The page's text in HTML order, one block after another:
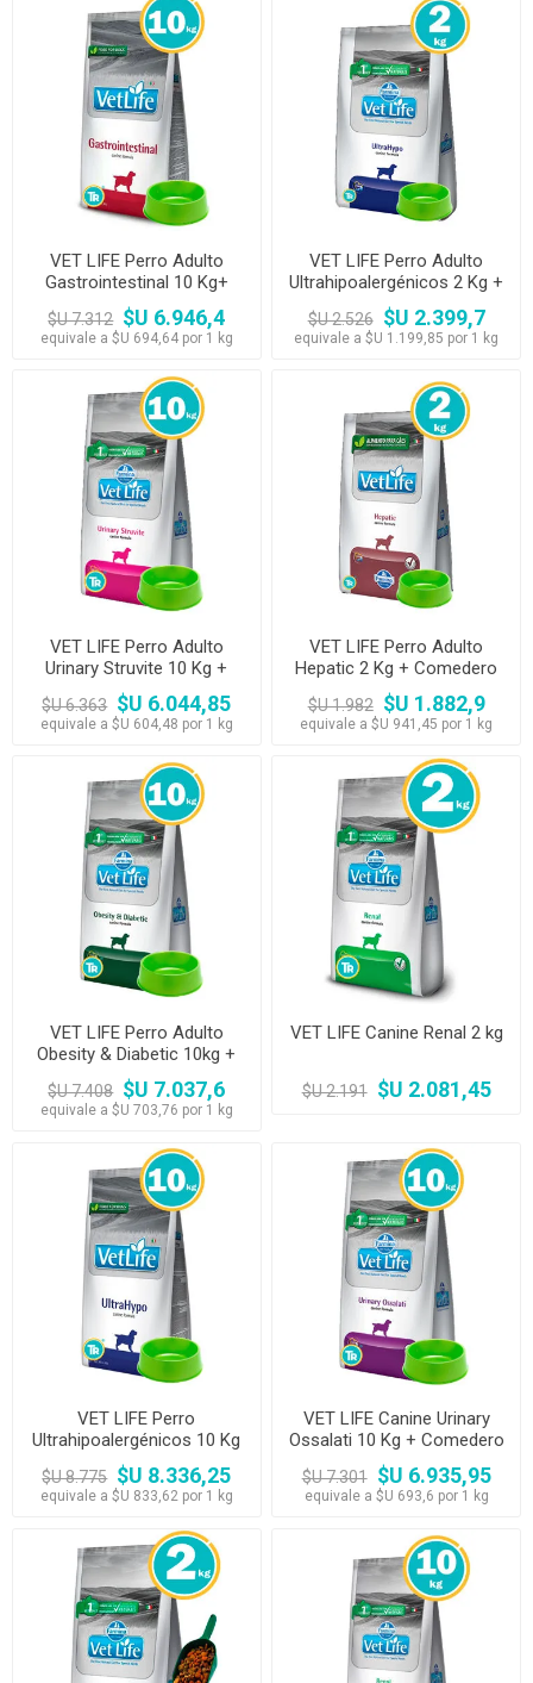
VET LIFE Perro Adulto
Gastrointestinal 10 Kg+
Comedero
$U 7.312 $U 6.946,4
equivale a $U 694,64 por 1 kg
VET LIFE Perro Adulto
Ultrahipoalergénicos 2 Kg +
Comedero
$U 2.526 $U 2.399,7
equivale a $U 1.199,85 por 1 kg
VET LIFE Perro Adulto
Urinary Struvite 10 Kg +
Comedero
$U 6.363 $U 6.044,85
equivale a $U 604,48 por 1 kg
VET LIFE Perro Adulto
Hepatic 2 Kg + Comedero
$U 1.982 $U 1.882,9
equivale a $U 941,45 por 1 kg
VET LIFE Perro Adulto
Obesity & Diabetic 10kg +
Comedero
$U 7.408 $U 7.037,6
equivale a $U 703,76 por 1 kg
VET LIFE Canine Renal 2 kg
$U 2.191 $U 2.081,45
VET LIFE Perro
Ultrahipoalergénicos 10 Kg
+ Comedero
$U 8.775 $U 8.336,25
equivale a $U 833,62 por 1 kg
VET LIFE Canine Urinary
Ossalati 10 Kg + Comedero
$U 7.301 $U 6.935,95
equivale a $U 693,6 por 1 kg